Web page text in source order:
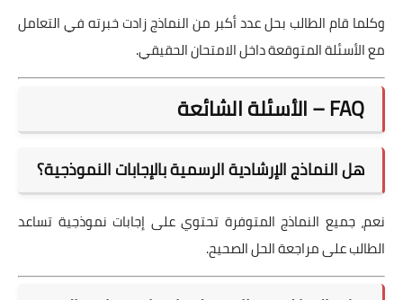
وكلما قام الطالب بحل عدد أكبر من النماذج زادت خبرته في التعامل
مع الأسئلة المتوقعة داخل الامتحان الحقيقي.
FAQ – الأسئلة الشائعة
هل النماذج الإرشادية الرسمية بالإجابات النموذجية؟
نعم، جميع النماذج المتوفرة تحتوي على إجابات نموذجية تساعد
الطالب على مراجعة الحل الصحيح.